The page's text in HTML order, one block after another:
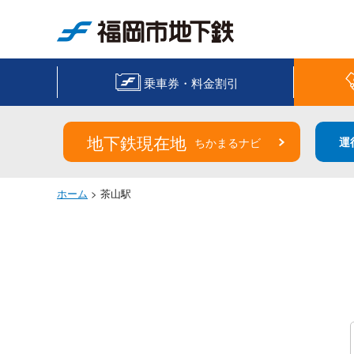
乗車券・料金割引
地下鉄現在地 ちかまるナビ 運
ホーム > 茶山駅